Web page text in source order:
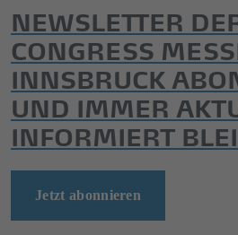
NEWSLETTER
CONGRESS
INNSBRUCK
UND IMMER
INFORMIERT
Jetzt abonnieren